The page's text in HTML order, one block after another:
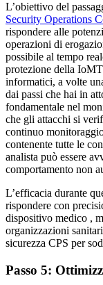
L’obiettivo del
Security Operations
rispondere alle
operazioni di
possibile al tempo
protezione della
informatici, a volte
dai passi che hai in
fondamentale nel
che gli attacchi si
continuo
contenente tutte le
analista può essere
comportamento non
L’efficacia durante
rispondere con
dispositivo medico ,
organizzazioni
sicurezza CPS per
Passo 5: